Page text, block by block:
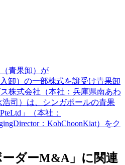
青果卸）が
入卸）の一部株式を譲受け青果卸
株式会社（本社：兵庫県南あわ
司）は、シンガポールの青果
」（本社：
：KohChoonKiat）をク
ーダーM&A」に関連